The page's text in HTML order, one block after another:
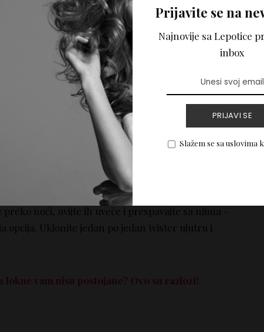
Prijavite se na
Najnovije sa Lepotice
inbox
PRIJAVI SE
Slažem se sa uslovima
je osušite i potom dobro iščešljajte. Kako biste
anti-afrizz serum za kosu. Potom, kosu osušite
samo blago vlažna.
sa rolanjem tvistera, dobro raščešljajte kosu
i zapetljanih delova. Uzmite mali pramen kose i
pramena. Polako rolajte tvister uz pramen, dok ne
tvister kako biste ga osigurali da stoji na mestu.
sekcija i rolanjem, dok ne završite sa celom kosom.
istog dana, navijte ih tog jutra i pustite da se
vam je potrebna brzinska frizura, osušite lokne
noći, uvijte ih uveče i prespavajte sa njima –
opcija. Uklonite jedan po jedan tvister ujutru i
lokne vam nisu postojane? Ovo su razlozi!